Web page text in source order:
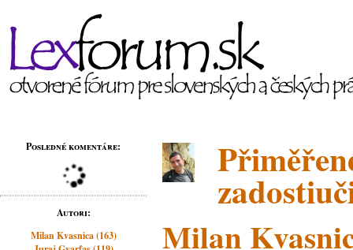
Posledné komentáre:
Autori:
Milan Kvasnica (163)
Milan